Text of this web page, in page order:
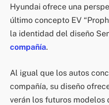
Hyundai ofrece una
último concepto EV
la identidad del diseño
compañía.
Al igual que los autos
compañía, su diseño
verán los futuros modelos